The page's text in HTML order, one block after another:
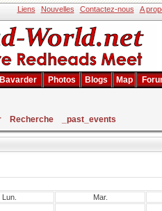
Liens Nouvelles Contactez-nous A
Bavarder Photos Blogs Map
Recherche _past_events
Lun. Mar.